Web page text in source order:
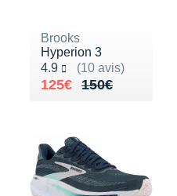
Brooks
Hyperion 3
4.9
(10 avis)
Noté 4.9 sur 5
150€
Au lieu de 150€
125€
Vendu 125€